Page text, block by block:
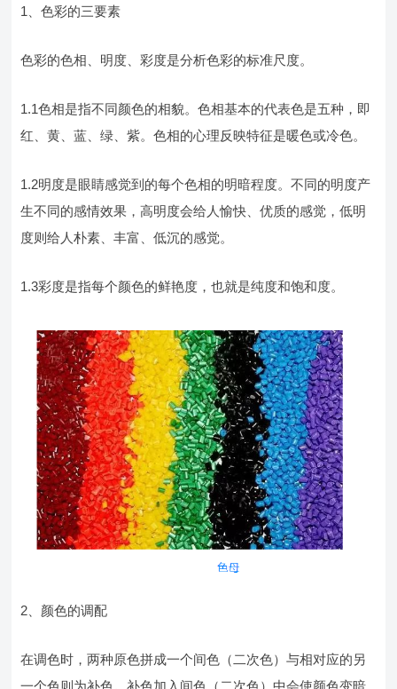
1、色彩的三要素
色彩的色相、明度、彩度是分析色彩的标准尺度。
1.1色相是指不同颜色的相貌。色相基本的代表色是五种，即
红、黄、蓝、绿、紫。色相的心理反映特征是暖色或冷色。
1.2明度是眼睛感觉到的每个色相的明暗程度。不同的明度产
生不同的感情效果，高明度会给人愉快、优质的感觉，低明
度则给人朴素、丰富、低沉的感觉。
1.3彩度是指每个颜色的鲜艳度，也就是纯度和饱和度。
2、颜色的调配
在调色时，两种原色拼成一个间色（二次色）与相对应的另
一个色则为补色。补色加入间色（二次色）中会使颜色变暗